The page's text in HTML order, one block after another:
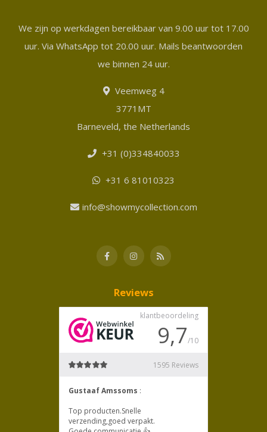
We zijn op werkdagen bereikbaar van 9.00 uur tot 17.00
uur. Via WhatsApp tot 20.00 uur. Mails beantwoorden
we binnen 24 uur.
Veemweg 4
3771MT
Barneveld, the Netherlands
+31 (0)334840033
+31 6 81010323
info@showmycollection.com
Reviews